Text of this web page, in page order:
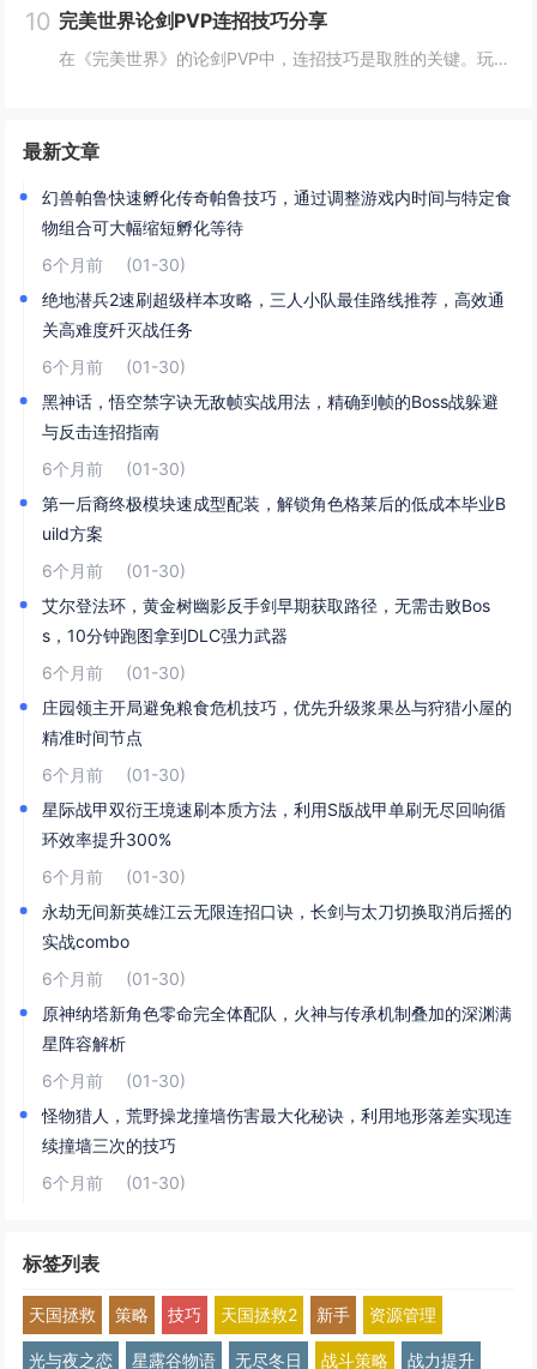
10 完美世界论剑PVP连招技巧分享
在《完美世界》的论剑PVP中，连招技巧是取胜的关键。玩家需熟练掌握角色技能的释放顺序与时机，利用控制技能打断对手的攻击节奏，同时保持自身技能的连贯性。合理利用地形和位移技能，可以有效躲避敌方攻击，创造反击机会。了解并针对不同职业的特点制定策...
最新文章
幻兽帕鲁快速孵化传奇帕鲁技巧，通过调整游戏内时间与特定食
物组合可大幅缩短孵化等待
6个月前
(01-30)
绝地潜兵2速刷超级样本攻略，三人小队最佳路线推荐，高效通
关高难度歼灭战任务
6个月前
(01-30)
黑神话，悟空禁字诀无敌帧实战用法，精确到帧的Boss战躲避
与反击连招指南
6个月前
(01-30)
第一后裔终极模块速成型配装，解锁角色格莱后的低成本毕业B
uild方案
6个月前
(01-30)
艾尔登法环，黄金树幽影反手剑早期获取路径，无需击败Bos
s，10分钟跑图拿到DLC强力武器
6个月前
(01-30)
庄园领主开局避免粮食危机技巧，优先升级浆果丛与狩猎小屋的
精准时间节点
6个月前
(01-30)
星际战甲双衍王境速刷本质方法，利用S版战甲单刷无尽回响循
环效率提升300%
6个月前
(01-30)
永劫无间新英雄江云无限连招口诀，长剑与太刀切换取消后摇的
实战combo
6个月前
(01-30)
原神纳塔新角色零命完全体配队，火神与传承机制叠加的深渊满
星阵容解析
6个月前
(01-30)
怪物猎人，荒野操龙撞墙伤害最大化秘诀，利用地形落差实现连
续撞墙三次的技巧
6个月前
(01-30)
标签列表
天国拯救 策略 技巧 天国拯救2 新手 资源管理
光与夜之恋 星露谷物语 无尽冬日 战斗策略 战力提升